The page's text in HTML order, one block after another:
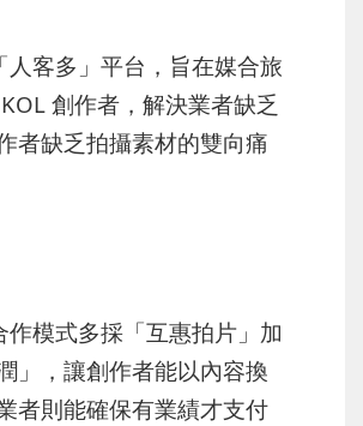
人客多」平台，旨在媒合旅
創作者，解決業者缺乏
者缺乏拍攝素材的雙向痛
作模式多採「互惠拍片」加
」，讓創作者能以內容換
者則能確保有業績才支付